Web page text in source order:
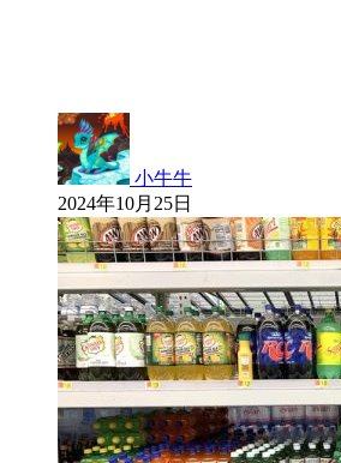
小牛牛
2024年10月25日